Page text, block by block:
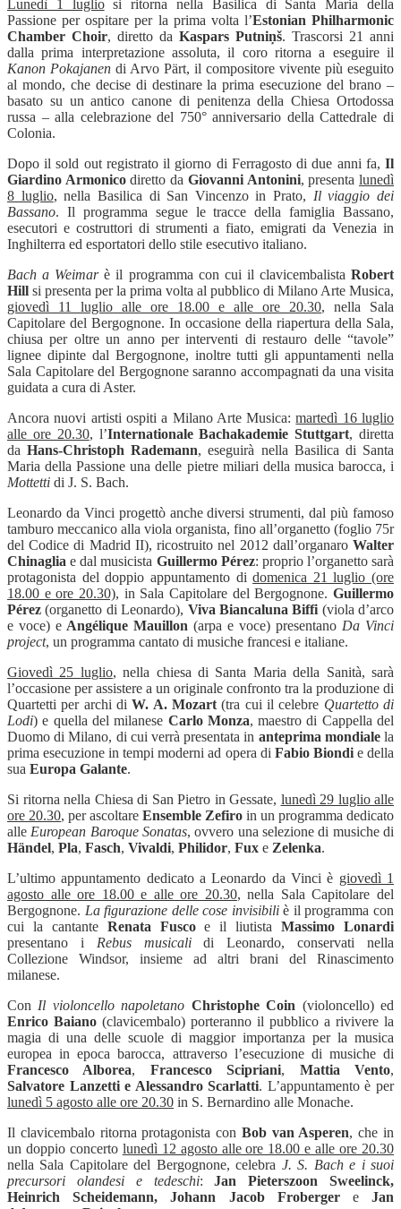
Lunedì 1 lugliosi ritorna nella Basilica di Santa Maria della
Passione per ospitare per la prima volta l’Estonian Philharmonic
Chamber Choir, diretto da Kaspars Putniņš. Trascorsi 21 anni
dalla prima interpretazione assoluta, il coro ritorna a eseguire il
Kanon Pokajanen di Arvo Pärt, il compositore vivente più eseguito
al mondo, che decise di destinare la prima esecuzione del brano –
basato su un antico canone di penitenza della Chiesa Ortodossa
russa – alla celebrazione del 750° anniversario della Cattedrale di
Colonia.
Dopo il sold out registrato il giorno di Ferragosto di due anni fa, Il
Giardino Armonicodiretto da Giovanni Antonini, presentalunedì
8 luglio, nella Basilica di San Vincenzo in Prato, Il viaggio dei
Bassano. Il programma segue le tracce della famiglia Bassano,
esecutori e costruttori di strumenti a fiato, emigrati da Venezia in
Inghilterra ed esportatori dello stile esecutivo italiano.
Bach a Weimarè il programma con cui il clavicembalistaRobert
Hill si presenta per la prima volta al pubblico di Milano Arte Musica,
giovedì 11 luglio alle ore 18.00 e alle ore 20.30, nella Sala
Capitolare del Bergognone. In occasione della riapertura della Sala,
chiusa per oltre un anno per interventi di restauro delle “tavole”
lignee dipinte dal Bergognone, inoltre tutti gli appuntamenti nella
Sala Capitolare del Bergognone saranno accompagnati da una visita
guidata a cura di Aster.
Ancora nuovi artisti ospiti a Milano Arte Musica:martedì 16 luglio
alle ore 20.30, l’Internationale Bachakademie Stuttgart, diretta
daHans-Christoph Rademann, eseguirà nella Basilica di Santa
Maria della Passione una delle pietre miliari della musica barocca, i
Mottetti di J. S. Bach.
Leonardo da Vinci progettò anche diversi strumenti, dal più famoso
tamburo meccanico alla viola organista, fino all’organetto (foglio 75r
del Codice di Madrid II), ricostruito nel 2012 dall’organaro Walter
Chinaglia e dal musicista Guillermo Pérez: proprio l’organetto sarà
protagonista del doppio appuntamento didomenica 21 luglio (ore
18.00 e ore 20.30), in Sala Capitolare del Bergognone. Guillermo
Pérez (organetto di Leonardo), Viva Biancaluna Biffi (viola d’arco
e voce) e Angélique Mauillon (arpa e voce) presentano Da Vinci
project, un programma cantato di musiche francesi e italiane.
Giovedì 25 luglio, nella chiesa di Santa Maria della Sanità, sarà
l’occasione per assistere a un originale confronto tra la produzione di
Quartetti per archi diW. A. Mozart (tra cui il celebre Quartetto di
Lodi) e quella del milanese Carlo Monza, maestro di Cappella del
Duomo di Milano, di cui verrà presentata in anteprima mondialela
prima esecuzione in tempi moderni ad opera di Fabio Biondie della
sua Europa Galante.
Si ritorna nella Chiesa di San Pietro in Gessate, lunedì 29 luglio alle
ore 20.30, per ascoltare Ensemble Zefiro in un programma dedicato
alle European Baroque Sonatas, ovvero una selezione di musiche di
Händel, Pla, Fasch, Vivaldi, Philidor, Fux e Zelenka.
L’ultimo appuntamento dedicato a Leonardo da Vinci è giovedì 1
agosto alle ore 18.00 e alle ore 20.30, nella Sala Capitolare del
Bergognone. La figurazione delle cose invisibiliè il programma con
cui la cantante Renata Fuscoe il liutistaMassimo Lonardi
presentano i Rebus musicalidi Leonardo, conservati nella
Collezione Windsor, insieme ad altri brani del Rinascimento
milanese.
Con Il violoncello napoletano Christophe Coin (violoncello) ed
Enrico Baiano (clavicembalo) porteranno il pubblico a rivivere la
magia di una delle scuole di maggior importanza per la musica
europea in epoca barocca, attraverso l’esecuzione di musiche di
Francesco Alborea, Francesco Scipriani, Mattia Vento,
Salvatore Lanzetti e Alessandro Scarlatti. L’appuntamento è per
lunedì 5 agosto alle ore 20.30 in S. Bernardino alle Monache.
Il clavicembalo ritorna protagonista con Bob van Asperen, che in
un doppio concerto lunedì 12 agosto alle ore 18.00 e alle ore 20.30
nella Sala Capitolare del Bergognone, celebra J. S. Bach e i suoi
precursori olandesi e tedeschi:Jan Pieterszoon Sweelinck,
Heinrich Scheidemann, Johann Jacob FrobergereJan